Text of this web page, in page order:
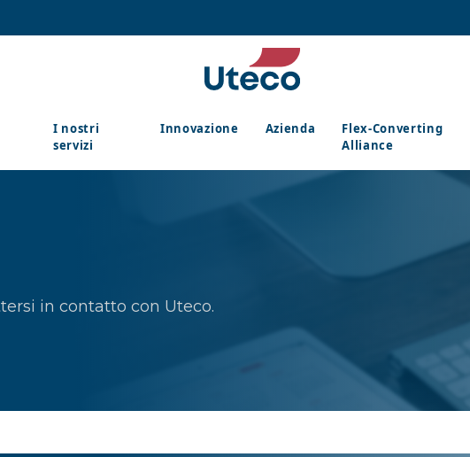
I nostri
servizi
Innovazione Azienda
Flex-Converting
Alliance
in contatto con Uteco.